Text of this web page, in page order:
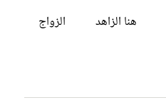
هنا الزاهد
الزواج